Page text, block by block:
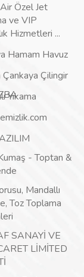
Özel Jet
ve VIP
Hizmetleri ...
Hamam Havuz
Çilingir
Yıkama
- Toptan &
Mandallı
Toz Toplama
SANAYİ VE
LİMİTED